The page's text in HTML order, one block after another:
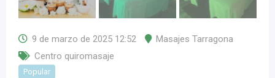
9 de marzo de 2025 12:52
Masajes Tarragona
Centro quiromasaje
Popular